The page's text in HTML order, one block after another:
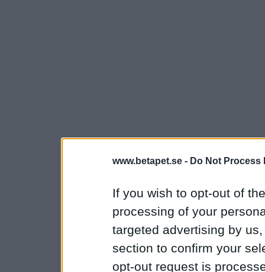
www.betapet.se - Do Not Process
If you wish to opt-out of
processing of your
targeted advertising by
section to confirm your
opt-out request is